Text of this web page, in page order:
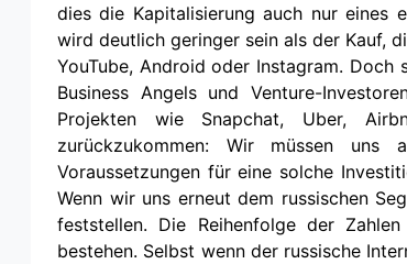
dies die Kapitalisierung auch nur eines
wird deutlich geringer sein als der Kauf,
YouTube, Android oder Instagram.
Business Angels und Venture-
Projekten wie Snapchat, Uber,
zurückzukommen: Wir müssen uns
Voraussetzungen für eine solche
Wenn wir uns erneut dem russischen
feststellen. Die Reihenfolge der
bestehen. Selbst wenn der russische